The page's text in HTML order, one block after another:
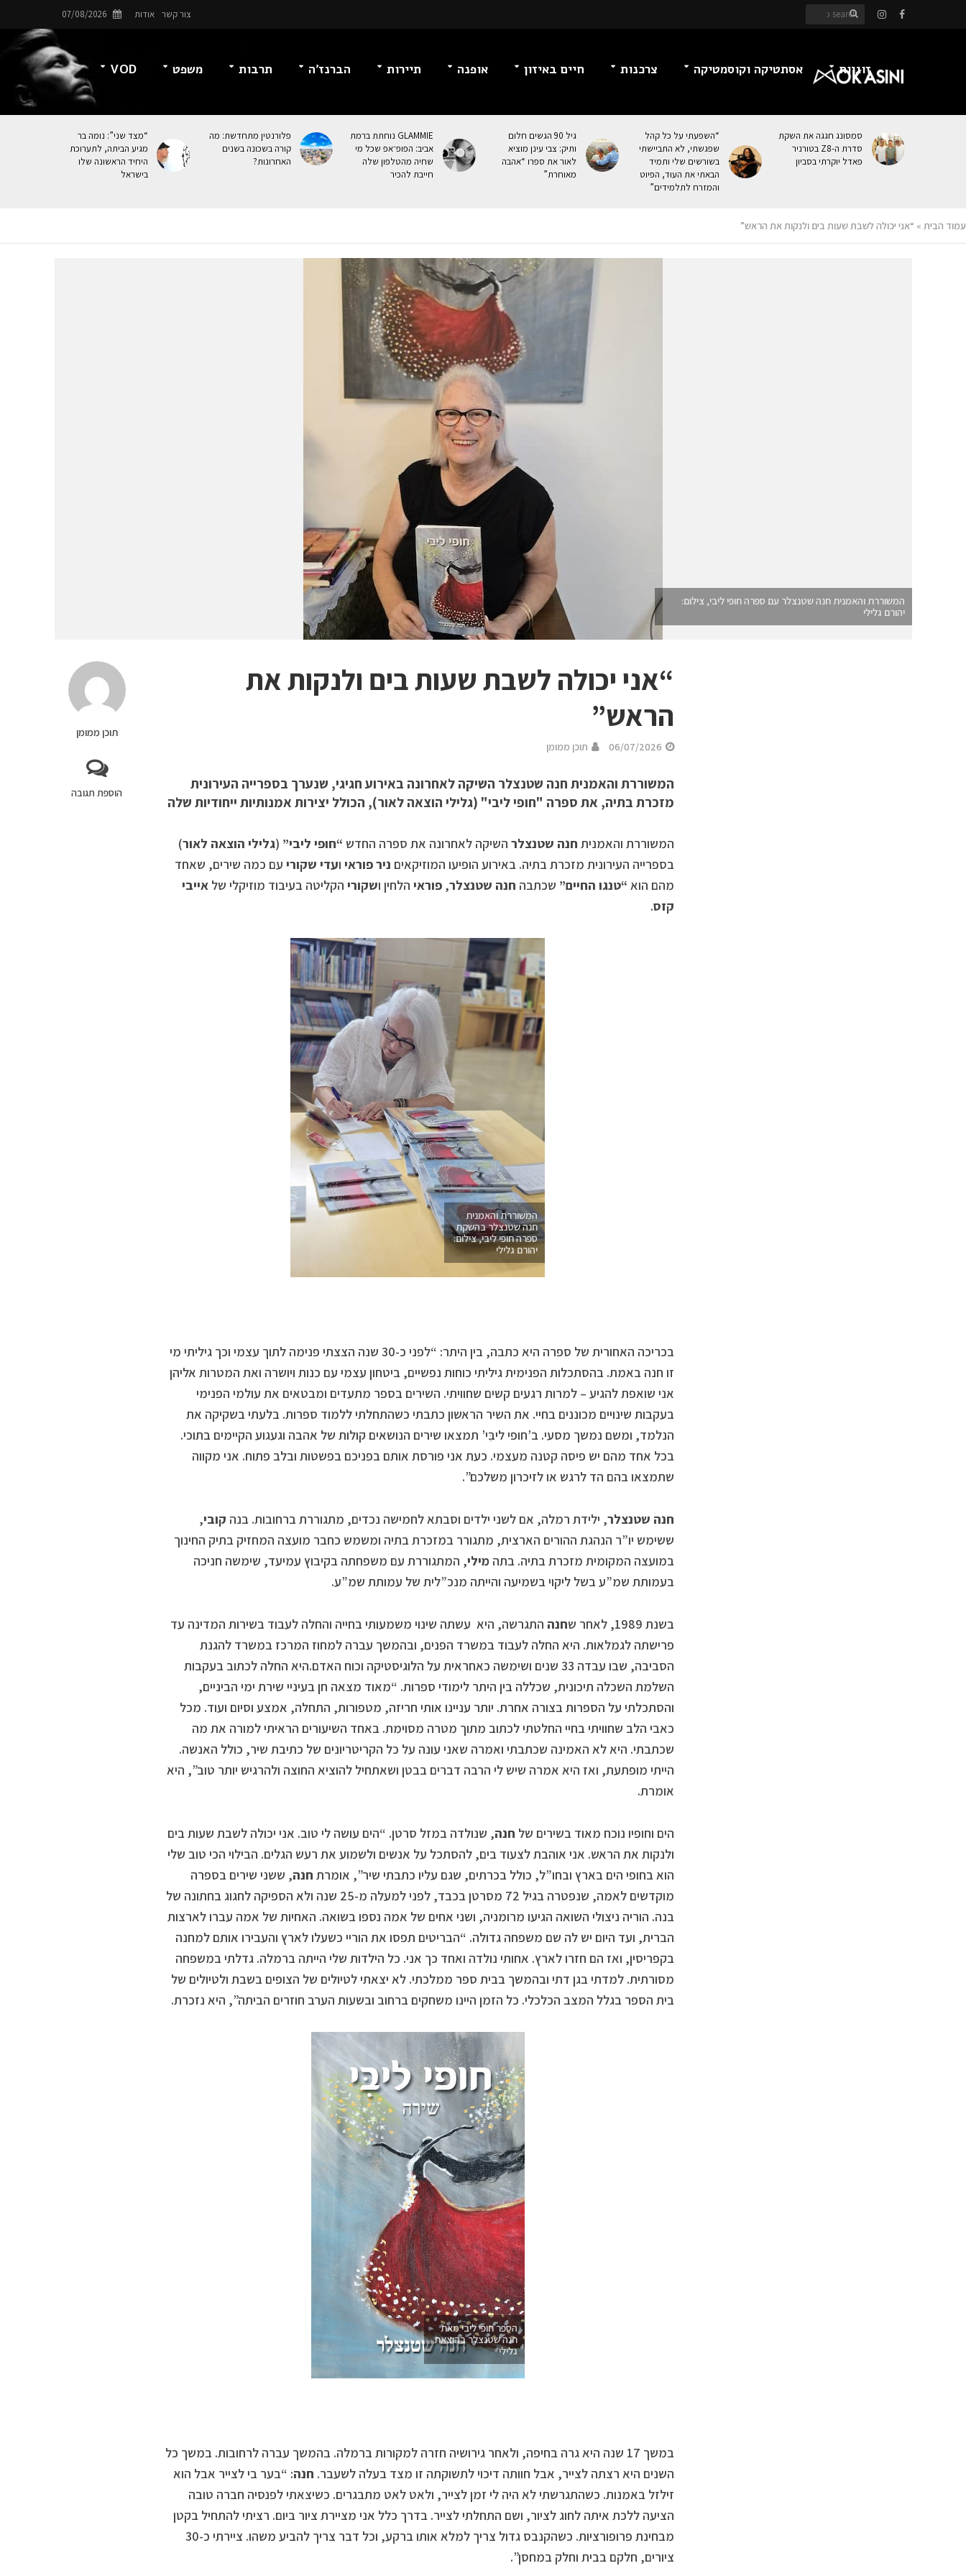
צור קשר אודות 07/08/2026
זוגיות אסתטיקה וקוסמטיקה צרכנות חיים באיזון אופנה תיירות הברנז’ה תרבות משפט VOD
סמסונג חגגה את השקת
סדרת ה-Z8 בטורניר
פאדל יוקרתי בסביון
“השפעתי על כל קהל
שפגשתי, לא התביישתי
בשורשים שלי ותמיד
הבאתי את העוּד, הפיוט
והמזרח לתלמידים”
גיל 90 הגשים חלום
ותיק: צבי עינן מוציא
לאור את ספרו “אהבה
מאוחרת”
GLAMMIE נוחתת ברמת
אביב: הפופ־אפ שכל מי
שחיה מהטלפון שלה
חייבת להכיר
פלורנטין מתחדשת: מה
קורה בשכונה בשנים
האחרונות?
“מצד שני”: נומה בר
מגיע הביתה, לתערוכת
היחיד הראשונה שלו
בישראל
עמוד הבית » “אני יכולה לשבת שעות בים ולנקות את הראש”
המשוררת והאמנית חנה שטנצלר עם ספרה חופי ליבי, צילום:
יהורם גלילי
תוכן ממומן
הוספת תגובה
“אני יכולה לשבת שעות בים ולנקות את
הראש”
06/07/2026 תוכן ממומן
המשוררת והאמנית חנה שטנצלר השיקה לאחרונה באירוע חגיגי, שנערך בספרייה העירונית
מזכרת בתיה, את ספרה "חופי ליבי" (גלילי הוצאה לאור), הכולל יצירות אמנותיות ייחודיות שלה
המשוררת והאמנית חנה שטנצלרהשיקה לאחרונה את ספרה החדש “חופי ליבי” (גלילי הוצאה לאור)
בספרייה העירונית מזכרת בתיה. באירוע הופיעו המוזיקאים ניר פוראי ועדי שקוריעם כמה שירים, שאחד
מהם הוא “טנגו החיים” שכתבה חנה שטנצלר, פוראיהלחין ושקורי הקליטה בעיבוד מוזיקלי של אייבי
קזס.
המשוררת והאמנית
חנה שטנצלר בהשקת
ספרה חופי ליבי, צילום:
יהורם גלילי
בכריכה האחורית של ספרה היא כתבה, בין היתר: “לפני כ-30 שנה הצצתי פנימה לתוך עצמי וכך גיליתי מי
זו חנה באמת. בהסתכלות הפנימית גיליתי כוחות נפשיים, ביטחון עצמי עם כנות ויושרה ואת המטרות אליהן
אני שואפת להגיע – למרות רגעים קשים שחוויתי. השירים בספר מתעדים ומבטאים את עולמי הפנימי
בעקבות שינויים מכוננים בחיי. את השיר הראשון כתבתי כשהתחלתי ללמוד ספרות. בלעתי בשקיקה את
הנלמד, ומשם נמשך מסעי. ב’חופי ליבִּי’ תמצאו שירים הנושאים קולות של אהבה וגעגוע הקיימים בתוכי.
בכל אחד מהם יש פיסה קטנה מעצמי. כעת אני פורסת אותם בפניכם בפשטות ובלב פתוח. אני מקווה
שתמצאו בהם הד לרגש או לזיכרון משלכם”.
חנה שטנצלר, ילידת רמלה, אם לשני ילדים וסבתא לחמישה נכדים, מתגוררת ברחובות. בנה קובי,
ששימש יו”ר הנהגת ההורים הארצית, מתגורר במזכרת בתיה ומשמש כחבר מועצה המחזיק בתיק החינוך
במועצה המקומית מזכרת בתיה. בתה מילי, המתגוררת עם משפחתה בקיבוץ עמיעד, שימשה חניכה
בעמותת שמ”ע בשל ליקוי בשמיעה והייתה מנכ”לית של עמותת שמ”ע.
בשנת 1989, לאחר ש חנה התגרשה, היא עשתה שינוי משמעותי בחייה והחלה לעבוד בשירות המדינה עד
פרישתה לגמלאות. היא החלה לעבוד במשרד הפנים, ובהמשך עברה למחוז המרכז במשרד להגנת
הסביבה, שבו עבדה 33 שנים ושימשה כאחראית על הלוגיסטיקה וכוח האדם.היא החלה לכתוב בעקבות
השלמת השכלה תיכונית, שכללה בין היתר לימודי ספרות. “מאוד מצאה חן בעיניי שירת ימי הביניים,
והסתכלתי על הספרות בצורה אחרת. יותר עניינו אותי חריזה, מטפורות, התחלה, אמצע וסיום ועוד. מכל
כאבי הלב שחוויתי בחיי החלטתי לכתוב מתוך מטרה מסוימת. באחד השיעורים הראיתי למורה את מה
שכתבתי. היא לא האמינה שכתבתי ואמרה שאני עונה על כל הקריטריונים של כתיבת שיר, כולל האנשה.
הייתי מופתעת, ואז היא אמרה שיש לי הרבה דברים בבטן ושאתחיל להוציא החוצה ולהרגיש יותר טוב”, היא
אומרת.
הים וחופיו נוכח מאוד בשירים של חנה, שנולדה במזל סרטן. “הים עושה לי טוב. אני יכולה לשבת שעות בים
ולנקות את הראש. אני אוהבת לצעוד בים, להסתכל על אנשים ולשמוע את רעש הגלים. הבילוי הכי טוב שלי
הוא בחופי הים בארץ ובחו”ל, כולל בכרתים, שגם עליו כתבתי שיר”, אומרת חנה, ששני שירים בספרה
מוקדשים לאמה, שנפטרה בגיל 72 מסרטן בכבד, לפני למעלה מ-25 שנה ולא הספיקה לחגוג בחתונה של
בנה. הוריה ניצולי השואה הגיעו מרומניה, ושני אחים של אמה נספו בשואה. האחיות של אמה עברו לארצות
הברית, ועד היום יש לה שם משפחה גדולה. “הבריטים תפסו את הוריי כשעלו לארץ והעבירו אותם למחנה
בקפריסין, ואז הם חזרו לארץ. אחותי נולדה ואחד כך אני. כל הילדות שלי הייתה ברמלה. גדלתי במשפחה
מסורתית. למדתי בגן דתי ובהמשך בבית ספר ממלכתי. לא יצאתי לטיולים של הצופים בשבת ולטיולים של
בית הספר בגלל המצב הכלכלי. כל הזמן היינו משחקים ברחוב ובשעות הערב חוזרים הביתה”, היא נזכרת.
הספר חופי ליבי מאת
חנה שטנצלר בהוצאת
גלילי
במשך 17 שנה היא גרה בחיפה, ולאחר גירושיה חזרה למקורות ברמלה. בהמשך עברה לרחובות. במשך כל
השנים היא רצתה לצייר, אבל חוותה דיכוי לתשוקתה זו מצד בעלה לשעבר. חנה: “בער בי לצייר אבל הוא
זילזל באמנות. כשהתגרשתי לא היה לי זמן לצייר, ולאט לאט מתבגרים. כשיצאתי לפנסיה חברה טובה
הציעה ללכת איתה לחוג לציור, ושם התחלתי לצייר. בדרך כלל אני מציירת ציור ביום. רציתי להתחיל בקטן
מבחינת פרופורציות. כשהקנבס גדול צריך למלא אותו ברקע, וכל דבר צריך להביע משהו. ציירתי כ-30
ציורים, חלקם בבית וחלק במחסן”.